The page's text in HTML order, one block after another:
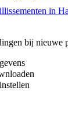
in
bij nieuwe